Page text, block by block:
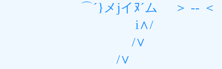
⌒´}メjイﾇ´ム
i∧/
/∨ _
/∨ ＜三